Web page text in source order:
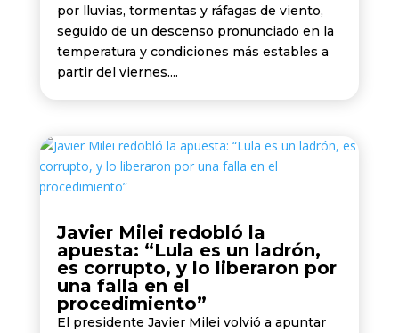
por lluvias, tormentas y ráfagas de viento,
seguido de un descenso pronunciado en la
temperatura y condiciones más estables a
partir del viernes....
Javier Milei redobló la
apuesta: “Lula es un ladrón,
es corrupto, y lo liberaron por
una falla en el
procedimiento”
El presidente Javier Milei volvió a apuntar